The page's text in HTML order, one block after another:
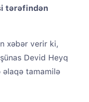
tərəfindən
xəbər verir ki,
Devid Heyq
əlaqə tamamilə